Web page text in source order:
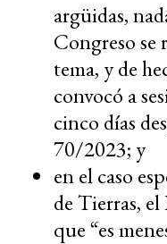
argüidas,
Congreso se
tema, y de
convocó a
cinco días
70/2023; y
en el caso
de Tierras,
que “es